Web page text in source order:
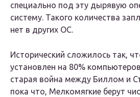
специально под эту дырявую
систему. Такого количества
нет в других ОС.
Исторический сложилось так,
установлен на 80%
старая война между Биллом и
пока что, Мелкомягкие берут